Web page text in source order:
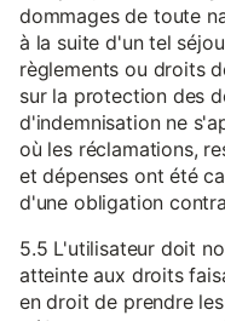
dommages de toute
à la suite d'un tel
règlements ou droits
sur la protection des
d'indemnisation ne
où les réclamations,
et dépenses ont été
d'une obligation
5.5 L'utilisateur doit
atteinte aux droits
en droit de prendre